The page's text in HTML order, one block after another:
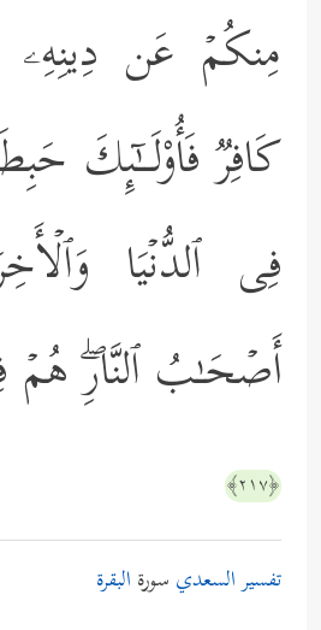
مِنكُمۡ عَن
كَافِرࣱ فَأُوْلَــٰۤىِٕكَ
فِی ٱلدُّنۡیَا
أَصۡحَـٰبُ ٱلنَّارِۖ هُمۡ
﴿٢١٧﴾
تفسير السعدي سورة البقرة